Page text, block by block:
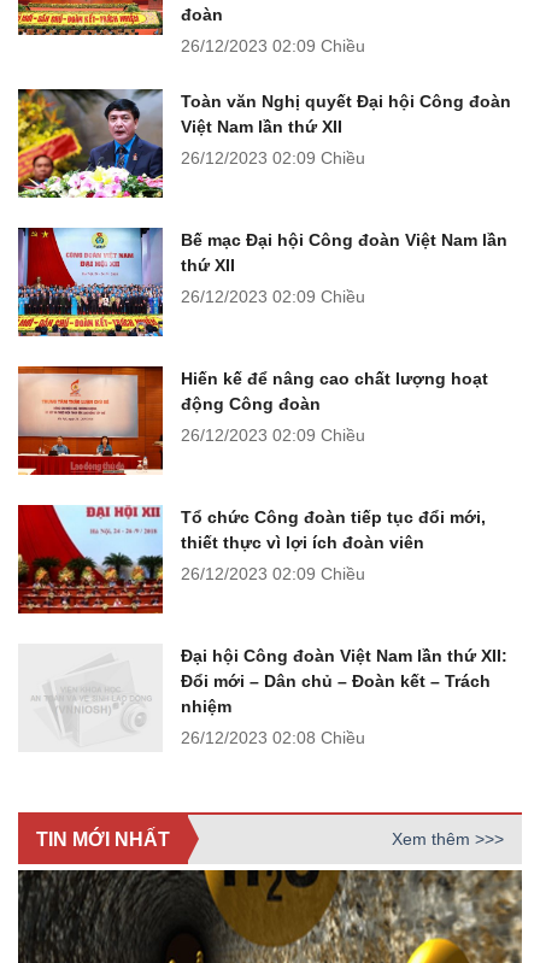
đoàn
26/12/2023 02:09 Chiều
Toàn văn Nghị quyết Đại hội Công đoàn
Việt Nam lần thứ XII
26/12/2023 02:09 Chiều
Bế mạc Đại hội Công đoàn Việt Nam lần
thứ XII
26/12/2023 02:09 Chiều
Hiến kế để nâng cao chất lượng hoạt
động Công đoàn
26/12/2023 02:09 Chiều
Tổ chức Công đoàn tiếp tục đổi mới,
thiết thực vì lợi ích đoàn viên
26/12/2023 02:09 Chiều
Đại hội Công đoàn Việt Nam lần thứ XII:
Đổi mới – Dân chủ – Đoàn kết – Trách
nhiệm
26/12/2023 02:08 Chiều
TIN MỚI NHẤT Xem thêm >>>